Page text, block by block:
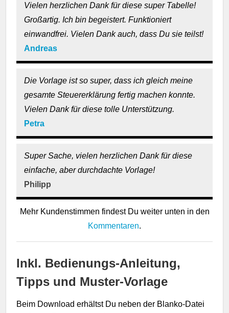
Vielen herzlichen Dank für diese super Tabelle!
Großartig. Ich bin begeistert. Funktioniert
einwandfrei. Vielen Dank auch, dass Du sie teilst!
Andreas
Die Vorlage ist so super, dass ich gleich meine
gesamte Steuererklärung fertig machen konnte.
Vielen Dank für diese tolle Unterstützung.
Petra
Super Sache, vielen herzlichen Dank für diese
einfache, aber durchdachte Vorlage!
Philipp
Mehr Kundenstimmen findest Du weiter unten in den
Kommentaren.
Inkl. Bedienungs-Anleitung,
Tipps und Muster-Vorlage
Beim Download erhältst Du neben der Blanko-Datei